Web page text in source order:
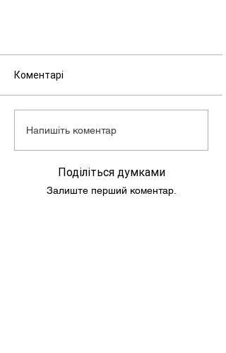
Коментарі
Напишіть коментар
Поділіться думками
Залиште перший коментар.